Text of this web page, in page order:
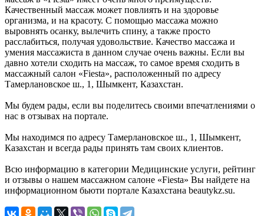
Качественный массаж может повлиять и на здоровье
организма, и на красоту. С помощью массажа можно
выровнять осанку, вылечить спину, а также просто
расслабиться, получая удовольствие. Качество массажа и
умения массажиста в данном случае очень важны. Если вы
давно хотели сходить на массаж, то самое время сходить в
массажный салон «Fiesta», расположенный по адресу
Тамерлановское ш., 1, Шымкент, Казахстан.
Мы будем рады, если вы поделитесь своими впечатлениями о
нас в отзывах на портале.
Мы находимся по адресу Тамерлановское ш., 1, Шымкент,
Казахстан и всегда рады принять там своих клиентов.
Всю информацию в категории Медицинские услуги, рейтинг
и отзывы о нашем массажном салоне «Fiesta» Вы найдете на
информационном бьюти портале Казахстана beautykz.su.